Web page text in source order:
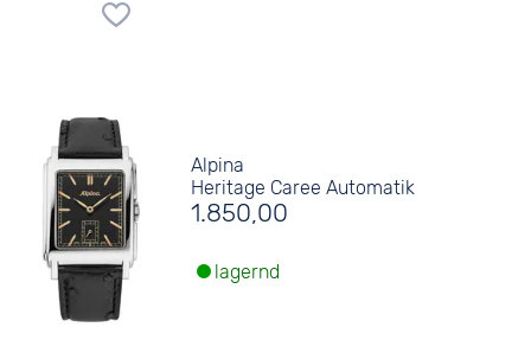
Alpina
Heritage Caree Automatik
1.850,00
lagernd